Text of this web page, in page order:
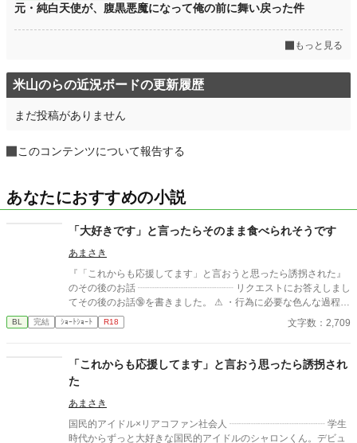
元・純白天使が、腹黒悪魔になって俺の前に舞い戻った件
もっと見る
米山のらの近況ボードの更新履歴
まだ投稿がありません
このコンテンツについて報告する
あなたにおすすめの小説
「大好きです」と言ったらそのまま食べられそうです
あまさき
『「これからも応援してます」と言おうと思ったら誘拐された』
のその後のお話 ┈┈┈┈┈┈┈┈┈┈ リクエストにお答えしまし
てその後のお話🔞を書きました。 ⚠︎ ・行為に必要な色んな過程す
っ飛ばしてます ・♡有り
BL 完結 ｼｮｰﾄｼｮｰﾄ R18 文字数：2,709
「これからも応援してます」と言おう思ったら誘拐され
た
あまさき
国民的アイドル×リアコファン社会人 ┈┈┈┈┈┈┈┈┈┈ 学生
時代からずっと大好きな国民的アイドルのシャロンくん。デビュ